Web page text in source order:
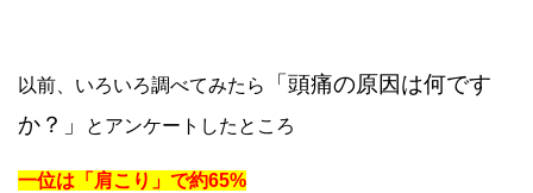
以前、いろいろ調べてみたら
「頭痛の原因は何です
か？」
とアンケートしたところ
一位は「肩こり」で約65%